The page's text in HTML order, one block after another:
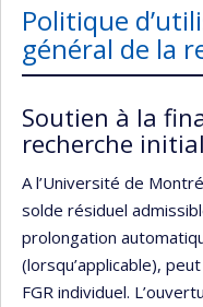
Politique
général de la
Soutien à la
recherche initial
A l’Université de
solde résiduel
prolongation
(lorsqu’applicable),
FGR individuel.